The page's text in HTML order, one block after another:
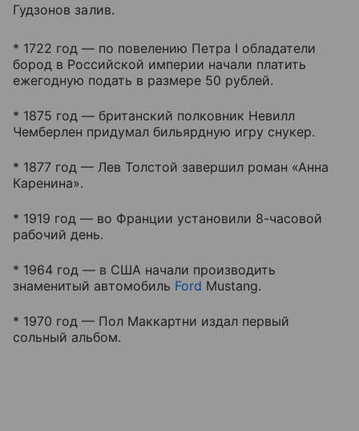
Гудзонов залив.
* 1722 год — по повелению Петра I обладатели
бород в Российской империи начали платить
ежегодную подать в размере 50 рублей.
* 1875 год — британский полковник Невилл
Чемберлен придумал бильярдную игру снукер.
* 1877 год — Лев Толстой завершил роман «Анна
Каренина».
* 1919 год — во Франции установили 8-часовой
рабочий день.
* 1964 год — в США начали производить
знаменитый автомобиль Ford Mustang.
* 1970 год — Пол Маккартни издал первый
сольный альбом.